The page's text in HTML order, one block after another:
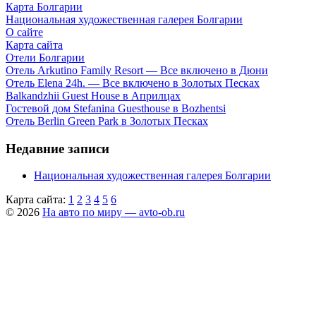
Карта Болгарии
Национальная художественная галерея Болгарии
О сайте
Карта сайта
Отели Болгарии
Отель Arkutino Family Resort — Все включено в Дюни
Отель Elena 24h. — Все включено в Золотых Песках
Balkandzhii Guest House в Априлцах
Гостевой дом Stefanina Guesthouse в Bozhentsi
Отель Berlin Green Park в Золотых Песках
Недавние записи
Национальная художественная галерея Болгарии
Карта сайта: 1 2 3 4 5 6
© 2026 На авто по миру — avto-ob.ru